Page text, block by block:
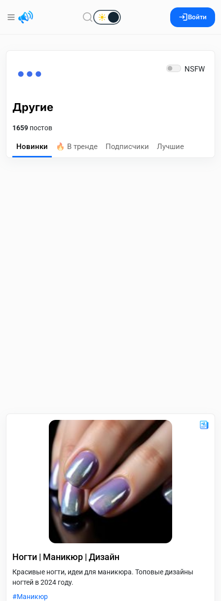
Войти
NSFW
Другие
1659 постов
Новинки 🔥 В тренде Подписчики Лучшие
Ногти | Маникюр | Дизайн
Красивые ногти, идеи для маникюра. Топовые дизайны
ногтей в 2024 году.
Маникюр